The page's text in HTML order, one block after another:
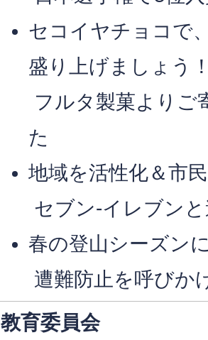
セコイヤチョコで
盛り上げましょう
フルタ製菓よりご
た
地域を活性化＆市
セブン-イレブン
春の登山シーズン
遭難防止を呼びか
教育委員会